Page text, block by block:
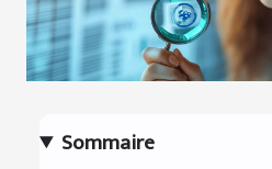
Sommaire